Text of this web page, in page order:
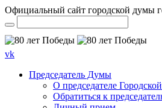
Официальный сайт городской думы
vk
Председатель Думы
О председателе
Обратиться к